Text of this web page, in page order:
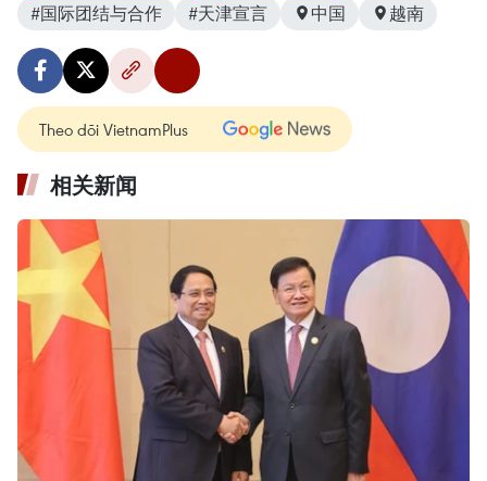
#国际团结与合作
#天津宣言 中国 越南
Theo dõi VietnamPlus
相关新闻